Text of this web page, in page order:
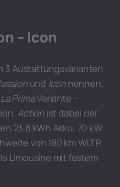
– Icon
3 Austattungsvarianten
und Icon nennen.
La PrimaVariante –
Action ist dabei der
23,8 kWh Akku, 70 kW
von 180 km WLTP.
Limousine mit festem